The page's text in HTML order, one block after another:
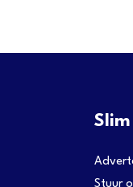
Stuur